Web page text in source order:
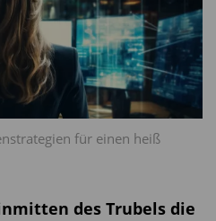
für einen heiß
des Trubels die